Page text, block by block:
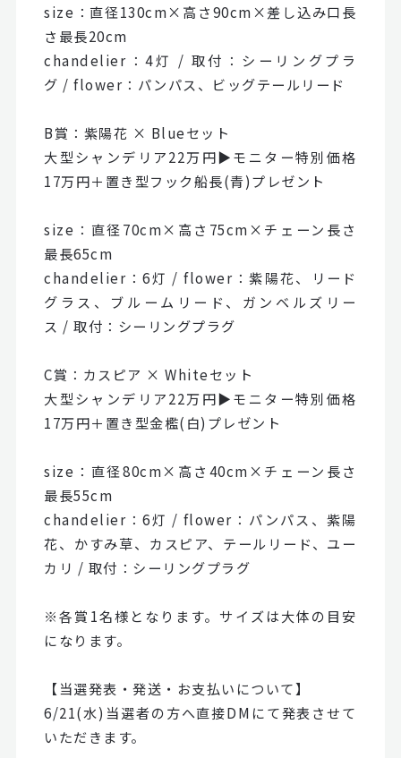
size：直径130cm×高さ90cm×差し込み口長
さ最長20cm
chandelier：4灯 / 取付：シーリングプラ
グ / flower：パンパス、ビッグテールリード
B賞：紫陽花 × Blueセット
大型シャンデリア22万円▶モニター特別価格
17万円＋置き型フック船長(青)プレゼント
size：直径70cm×高さ75cm×チェーン長さ
最長65cm
chandelier：6灯 / flower：紫陽花、リード
グラス、ブルームリード、ガンベルズリー
ス / 取付：シーリングプラグ
C賞：カスピア × Whiteセット
大型シャンデリア22万円▶モニター特別価格
17万円＋置き型金檻(白)プレゼント
size：直径80cm×高さ40cm×チェーン長さ
最長55cm
chandelier：6灯 / flower：パンパス、紫陽
花、かすみ草、カスピア、テールリード、ユー
カリ / 取付：シーリングプラグ
※各賞1名様となります。サイズは大体の目安
になります。
【当選発表・発送・お支払いについて】
6/21(水)当選者の方へ直接DMにて発表させて
いただきます。